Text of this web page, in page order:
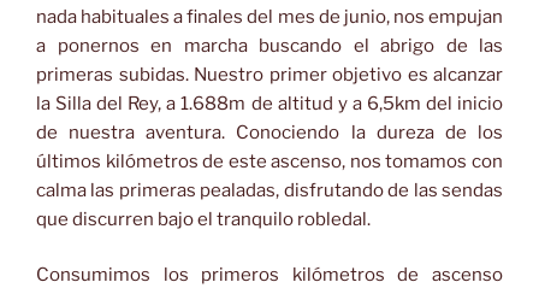
nada habituales a finales del mes de junio, nos empujan
a ponernos en marcha buscando el abrigo de las
primeras subidas. Nuestro primer objetivo es alcanzar
la Silla del Rey, a 1.688m de altitud y a 6,5km del inicio
de nuestra aventura. Conociendo la dureza de los
últimos kilómetros de este ascenso, nos tomamos con
calma las primeras pealadas, disfrutando de las sendas
que discurren bajo el tranquilo robledal.
Consumimos los primeros kilómetros de ascenso